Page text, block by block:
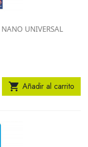
UNIVERSAL
 Añadir al carrito